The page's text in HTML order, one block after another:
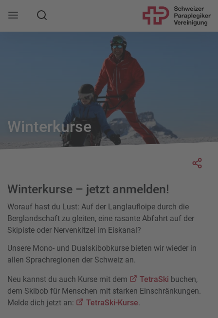
Mobile Navigation öffnen
Suche
Winterkurse
Winterkurse – jetzt anmelden!
Worauf hast du Lust: Auf der Langlaufloipe durch die
Berglandschaft zu gleiten, eine rasante Abfahrt auf der
Skipiste oder Nervenkitzel im Eiskanal?
Unsere Mono- und Dualskibobkurse bieten wir wieder in
allen Sprachregionen der Schweiz an.
Neu kannst du auch Kurse mit dem TetraSki buchen,
dem Skibob für Menschen mit starken Einschränkungen.
Melde dich jetzt an:
TetraSki-Kurse.